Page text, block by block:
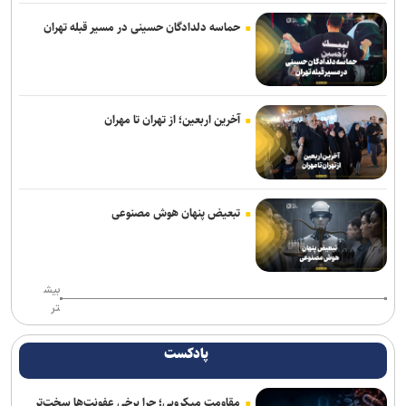
آیگپ و سازمان نوسازی مدارس کشور تفاهم‌نامه امضا کردند
چت‌باتی که هوش مصنوعی نیست و پشت‌صحنه‌اش یک انسان است
Gem یک وب‌سایت را برای هر کاربر، اختصاصی دیزاین می‌کند
بازمی‌گردند
آغاز جشنواره سالانه «پوکو کارناوال ۲۰۲۶» هم‌زمان با هشتمین سالگرد
پوکو
بایت‌دنس آموزش مدل هوش مصنوعی ۱۰ تریلیون پارامتری را کلید زد
خبرنگاران با روایت دقیق، جامعه را با دولت هوشمند همراه می‌کنند
حماسه دلدادگان حسینی در مسیر قبله تهران
آخرین اربعین؛ از تهران تا مهران
تبعیض پنهان هوش مصنوعی
بیش
تر
پادکست
مقاومت میکروبی؛ چرا برخی عفونت‌ها سخت‌تر